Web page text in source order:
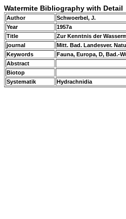
Watermite Bibliography with Detail
Author
Schwoerbel, J.
Year
1957a
Title
Zur Kenntnis der
journal
Mitt. Bad. Landesver.
Keywords
Fauna, Europa, D, Bad.-
Abstract
Biotop
Systematik
Hydrachnidia